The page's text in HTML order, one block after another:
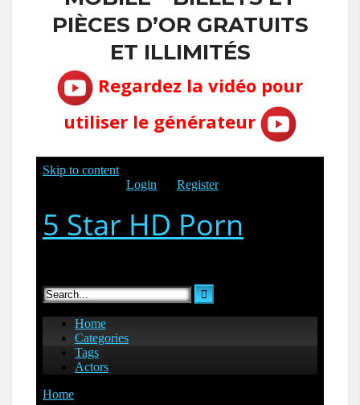
PIÈCES D’OR GRATUITS
ET ILLIMITÉS
Regardez la vidéo pour
utiliser le générateur